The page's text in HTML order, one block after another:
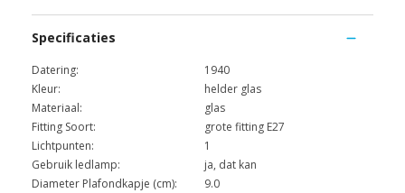
Specificaties
Datering:
1940
Kleur:
helder glas
Materiaal:
glas
Fitting Soort:
grote fitting E27
Lichtpunten:
1
Gebruik ledlamp:
ja, dat kan
Diameter Plafondkapje (cm):
9.0